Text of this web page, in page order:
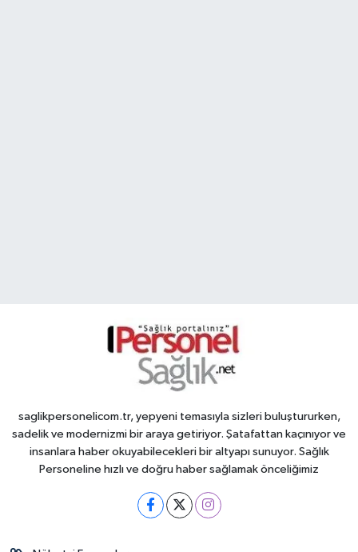
saglikpersonelicom.tr, yepyeni temasıyla sizleri buluştururken,
sadelik ve modernizmi bir araya getiriyor. Şatafattan kaçınıyor ve
insanlara haber okuyabilecekleri bir altyapı sunuyor. Sağlık
Personeline hızlı ve doğru haber sağlamak önceliğimiz